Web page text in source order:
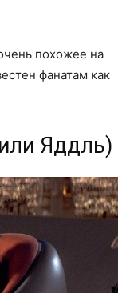
похожее на
фанатам как
Яддль)